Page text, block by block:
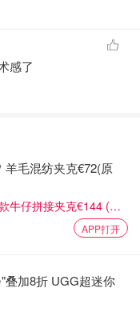
感了
羊毛混纺夹克€72(原
牛仔拼接夹克€144 (原
APP打开
叠加8折 UGG超迷你